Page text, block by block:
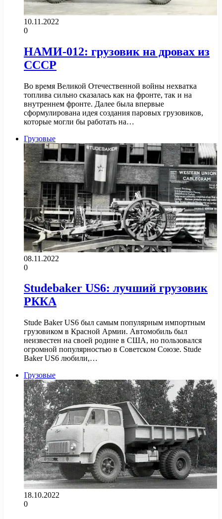
10.11.2022
0
НАМИ-012: грузовик на дровах из
СССР
Во время Великой Отечественной войны нехватка
топлива сильно сказалась как на фронте, так и на
внутреннем фронте. Далее была впервые
сформулирована идея создания паровых грузовиков,
которые могли бы работать на…
Грузовые
08.11.2022
0
Studebaker US6: лучший грузовик
РККА
Stude Baker US6 был самым популярным импортным
грузовиком в Красной Армии. Автомобиль был
неизвестен на своей родине в США, но пользовался
огромной популярностью в Советском Союзе. Stude
Baker US6 любили,…
Грузовые
18.10.2022
0